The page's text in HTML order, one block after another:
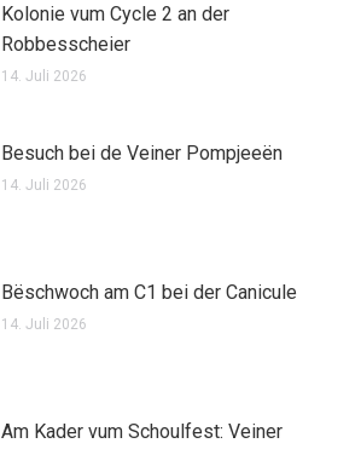
Kolonie vum Cycle 2 an der
Robbesscheier
14. Juli 2026
Besuch bei de Veiner Pompjeeën
14. Juli 2026
Bëschwoch am C1 bei der Canicule
14. Juli 2026
Am Kader vum Schoulfest: Veiner